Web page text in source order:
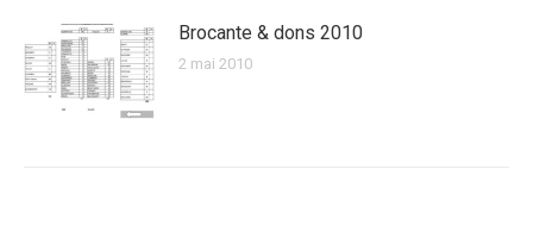
Brocante & dons 2010
2 mai 2010